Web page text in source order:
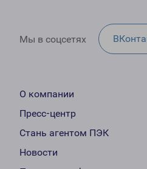
Мы в соцсетях
О компании
Пресс-центр
Стань агентом ПЭК
Новости